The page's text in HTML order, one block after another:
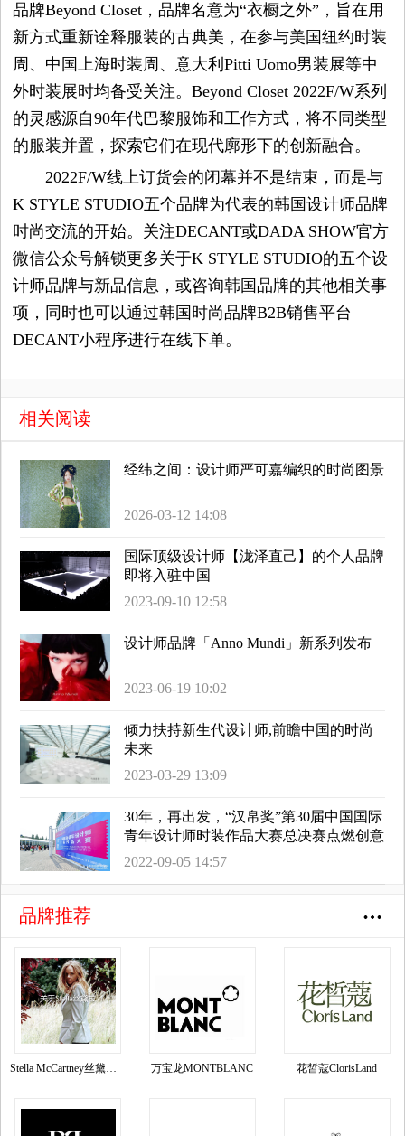
品牌Beyond Closet，品牌名意为“衣橱之外”，旨在用
新方式重新诠释服装的古典美，在参与美国纽约时装
周、中国上海时装周、意大利Pitti Uomo男装展等中
外时装展时均备受关注。Beyond Closet 2022F/W系列
的灵感源自90年代巴黎服饰和工作方式，将不同类型
的服装并置，探索它们在现代廓形下的创新融合。
2022F/W线上订货会的闭幕并不是结束，而是与
K STYLE STUDIO五个品牌为代表的韩国设计师品牌
时尚交流的开始。关注DECANT或DADA SHOW官方
微信公众号解锁更多关于K STYLE STUDIO的五个设
计师品牌与新品信息，或咨询韩国品牌的其他相关事
项，同时也可以通过韩国时尚品牌B2B销售平台
DECANT小程序进行在线下单。
相关阅读
经纬之间：设计师严可嘉编织的时尚图景
2026-03-12 14:08
国际顶级设计师【泷泽直己】的个人品牌
即将入驻中国
2023-09-10 12:58
设计师品牌「Anno Mundi」新系列发布
2023-06-19 10:02
倾力扶持新生代设计师,前瞻中国的时尚
未来
2023-03-29 13:09
30年，再出发，“汉帛奖”第30届中国国际
青年设计师时装作品大赛总决赛点燃创意
引擎
2022-09-05 14:57
品牌推荐
Stella McCartney丝黛拉•麦卡妮品牌资料介绍 万宝龙MONTBLANC 花皙蔻ClorisLand